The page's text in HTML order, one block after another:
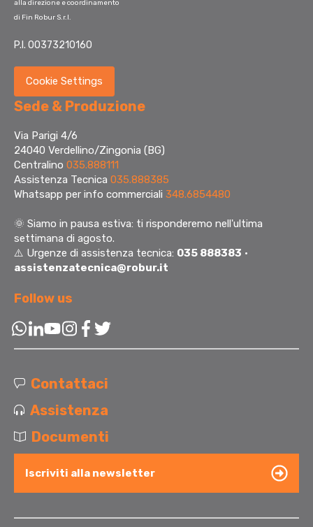
alla direzione e coordinamento
di Fin Robur S.r.l.
P.I. 00373210160
Cookie Settings
Sede & Produzione
Via Parigi 4/6
24040 Verdellino/Zingonia (BG)
Centralino 035.888111
Assistenza Tecnica 035.888385
Whatsapp per info commerciali 348.6854480
🌞 Siamo in pausa estiva: ti risponderemo nell'ultima
settimana di agosto.
⚠️ Urgenze di assistenza tecnica: 035 888383 ·
assistenzatecnica@robur.it
Follow us
Contattaci
Assistenza
Documenti
Iscriviti alla newsletter